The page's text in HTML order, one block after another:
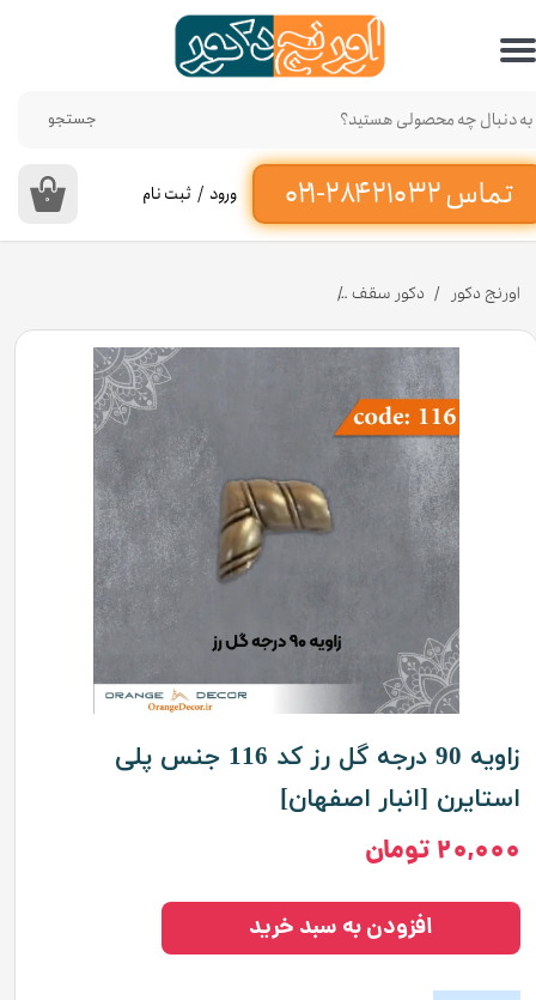
تماس ۳۲ ۲۱۰ ۲۸۴-۰۲۱‌
جستجو
۰ ورود / ثبت نام
حساب کاربری من
تغییر گذر واژه
سفارشات
خروج از حساب کاربری
اورنج دکور دکور سقف
زاویه 90 درجه گل رز کد 116 جنس پلی
استایرن [انبار اصفهان]
۲۰,۰۰۰ تومان
افزودن به سبد خرید